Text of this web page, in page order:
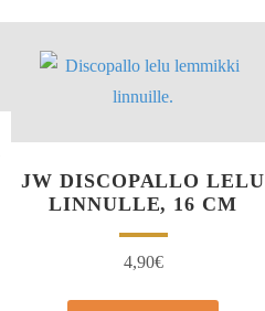
JW DISCOPALLO LELU
LINNULLE, 16 CM
4,90€